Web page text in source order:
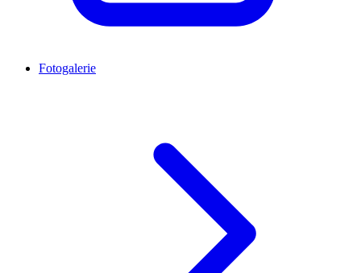
Fotogalerie